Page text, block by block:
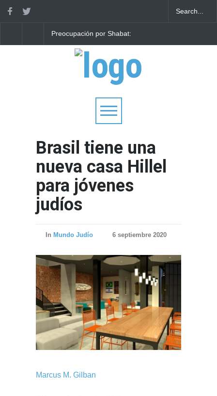
Preocupación por Shabat:
a Israel interrumpido
después de que un
pasajero se negara a volar
Brasil tiene una
nueva casa Hillel
para jóvenes
judíos
In Mundo Judío 6 septiembre 2020
Marcus M. Gilban